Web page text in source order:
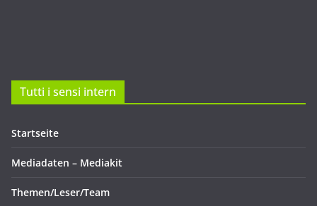
Tutti i sensi intern
Startseite
Mediadaten – Mediakit
Themen/Leser/Team